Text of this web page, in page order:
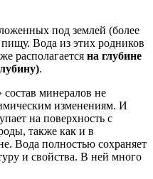
под землей (более
Вода из этих родников
располагается на глубине
.
минералов не
изменениям. И
на поверхность с
также как и в
Вода полностью сохраняет
и свойства. В ней много